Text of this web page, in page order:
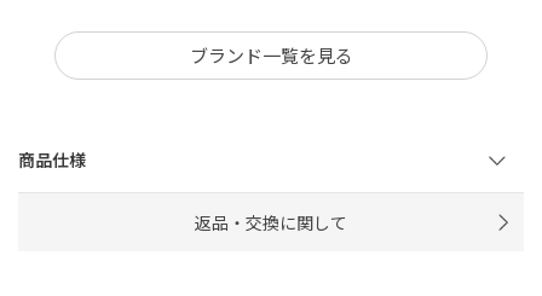
ブランド一覧を見る
商品仕様
返品・交換に関して